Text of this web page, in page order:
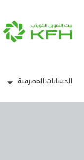
الحسابات المصرفية